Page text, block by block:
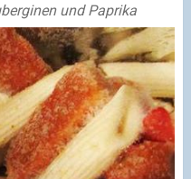
und Paprika